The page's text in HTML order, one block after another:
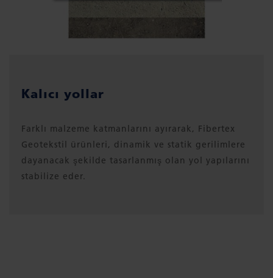
Kalıcı yollar
Farklı malzeme katmanlarını ayırarak, Fibertex
Geotekstil ürünleri, dinamik ve statik gerilimlere
dayanacak şekilde tasarlanmış olan yol yapılarını
stabilize eder.